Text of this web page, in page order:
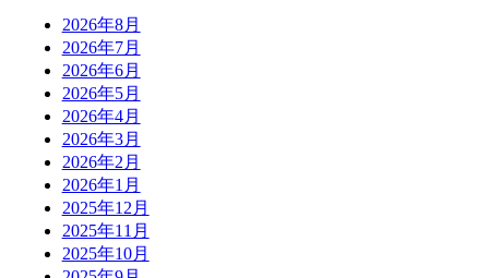
2026年8月
2026年7月
2026年6月
2026年5月
2026年4月
2026年3月
2026年2月
2026年1月
2025年12月
2025年11月
2025年10月